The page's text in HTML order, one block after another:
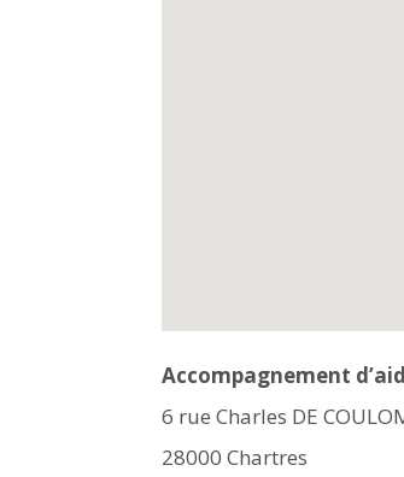
Accompagnement
6 rue Charles DE
28000Chartres